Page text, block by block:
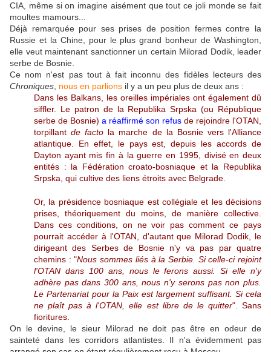
CIA, même si on imagine aisément que tout ce joli monde se fait
moultes mamours...
Déjà remarquée pour ses prises de position fermes contre la
Russie et la Chine, pour le plus grand bonheur de Washington,
elle veut maintenant sanctionner un certain Milorad Dodik, leader
serbe de Bosnie.
Ce nom n'est pas tout à fait inconnu des fidèles lecteurs des
Chroniques nous en parlions il y a un peu plus de deux ans :
Dans les Balkans, les oreilles impériales ont également dû
siffler. Le patron de la Republika Srpska (ou République
serbe de Bosnie) a réaffirmé son refus de rejoindre l'OTAN,
torpillantde facto la marche de la Bosnie vers l'Alliance
atlantique. En effet, le pays est, depuis les accords de
Dayton ayant mis fin à la guerre en 1995, divisé en deux
entités : la Fédération croato-bosniaque et la Republika
Srpska, qui cultive des liens étroits avec Belgrade.
Or, la présidence bosniaque est collégiale et les décisions
prises, théoriquement du moins, de manière collective.
Dans ces conditions, on ne voir pas comment ce pays
pourrait accéder à l'OTAN, d'autant que Milorad Dodik, le
dirigeant des Serbes de Bosnie n'y va pas par quatre
chemins : "Nous sommes liés à la Serbie. Si celle-ci rejoint
l'OTAN dans 100 ans, nous le ferons aussi. Si elle n'y
adhère pas dans 300 ans, nous n'y serons pas non plus.
Le Partenariat pour la Paix est largement suffisant. Si cela
ne plaît pas à l'OTAN, elle est libre de le quitter". Sans
fioritures.
On le devine, le sieur Milorad ne doit pas être en odeur de
sainteté dans les corridors atlantistes. Il n'a évidemment pas